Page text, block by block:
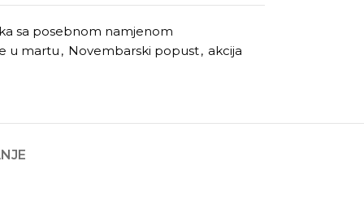
sa posebnom namjenom
u martu , Novembarski popust, akcija